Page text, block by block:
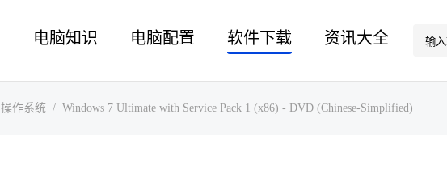
电脑知识 电脑配置 软件下载 资讯大全
操作系统 Windows 7 Ultimate with Service Pack 1 (x86) - DVD (Chinese-Simplified)